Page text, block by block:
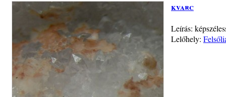
kvarc
Leírás:
Lelőhely: